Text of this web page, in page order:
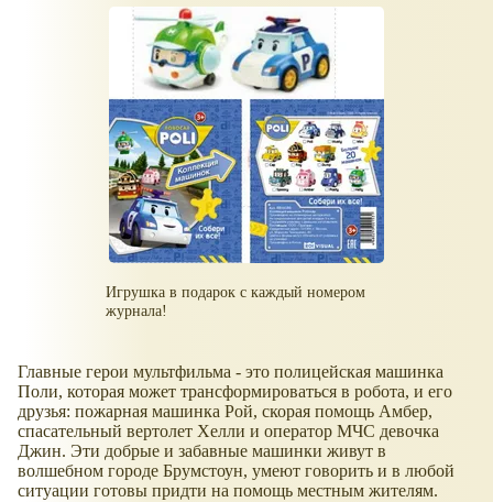
Игрушка в подарок с каждый номером
журнала!
Главные герои мультфильма - это полицейская машинка
Поли, которая может трансформироваться в робота, и его
друзья: пожарная машинка Рой, скорая помощь Амбер,
спасательный вертолет Хелли и оператор МЧС девочка
Джин. Эти добрые и забавные машинки живут в
волшебном городе Брумстоун, умеют говорить и в любой
ситуации готовы придти на помощь местным жителям.